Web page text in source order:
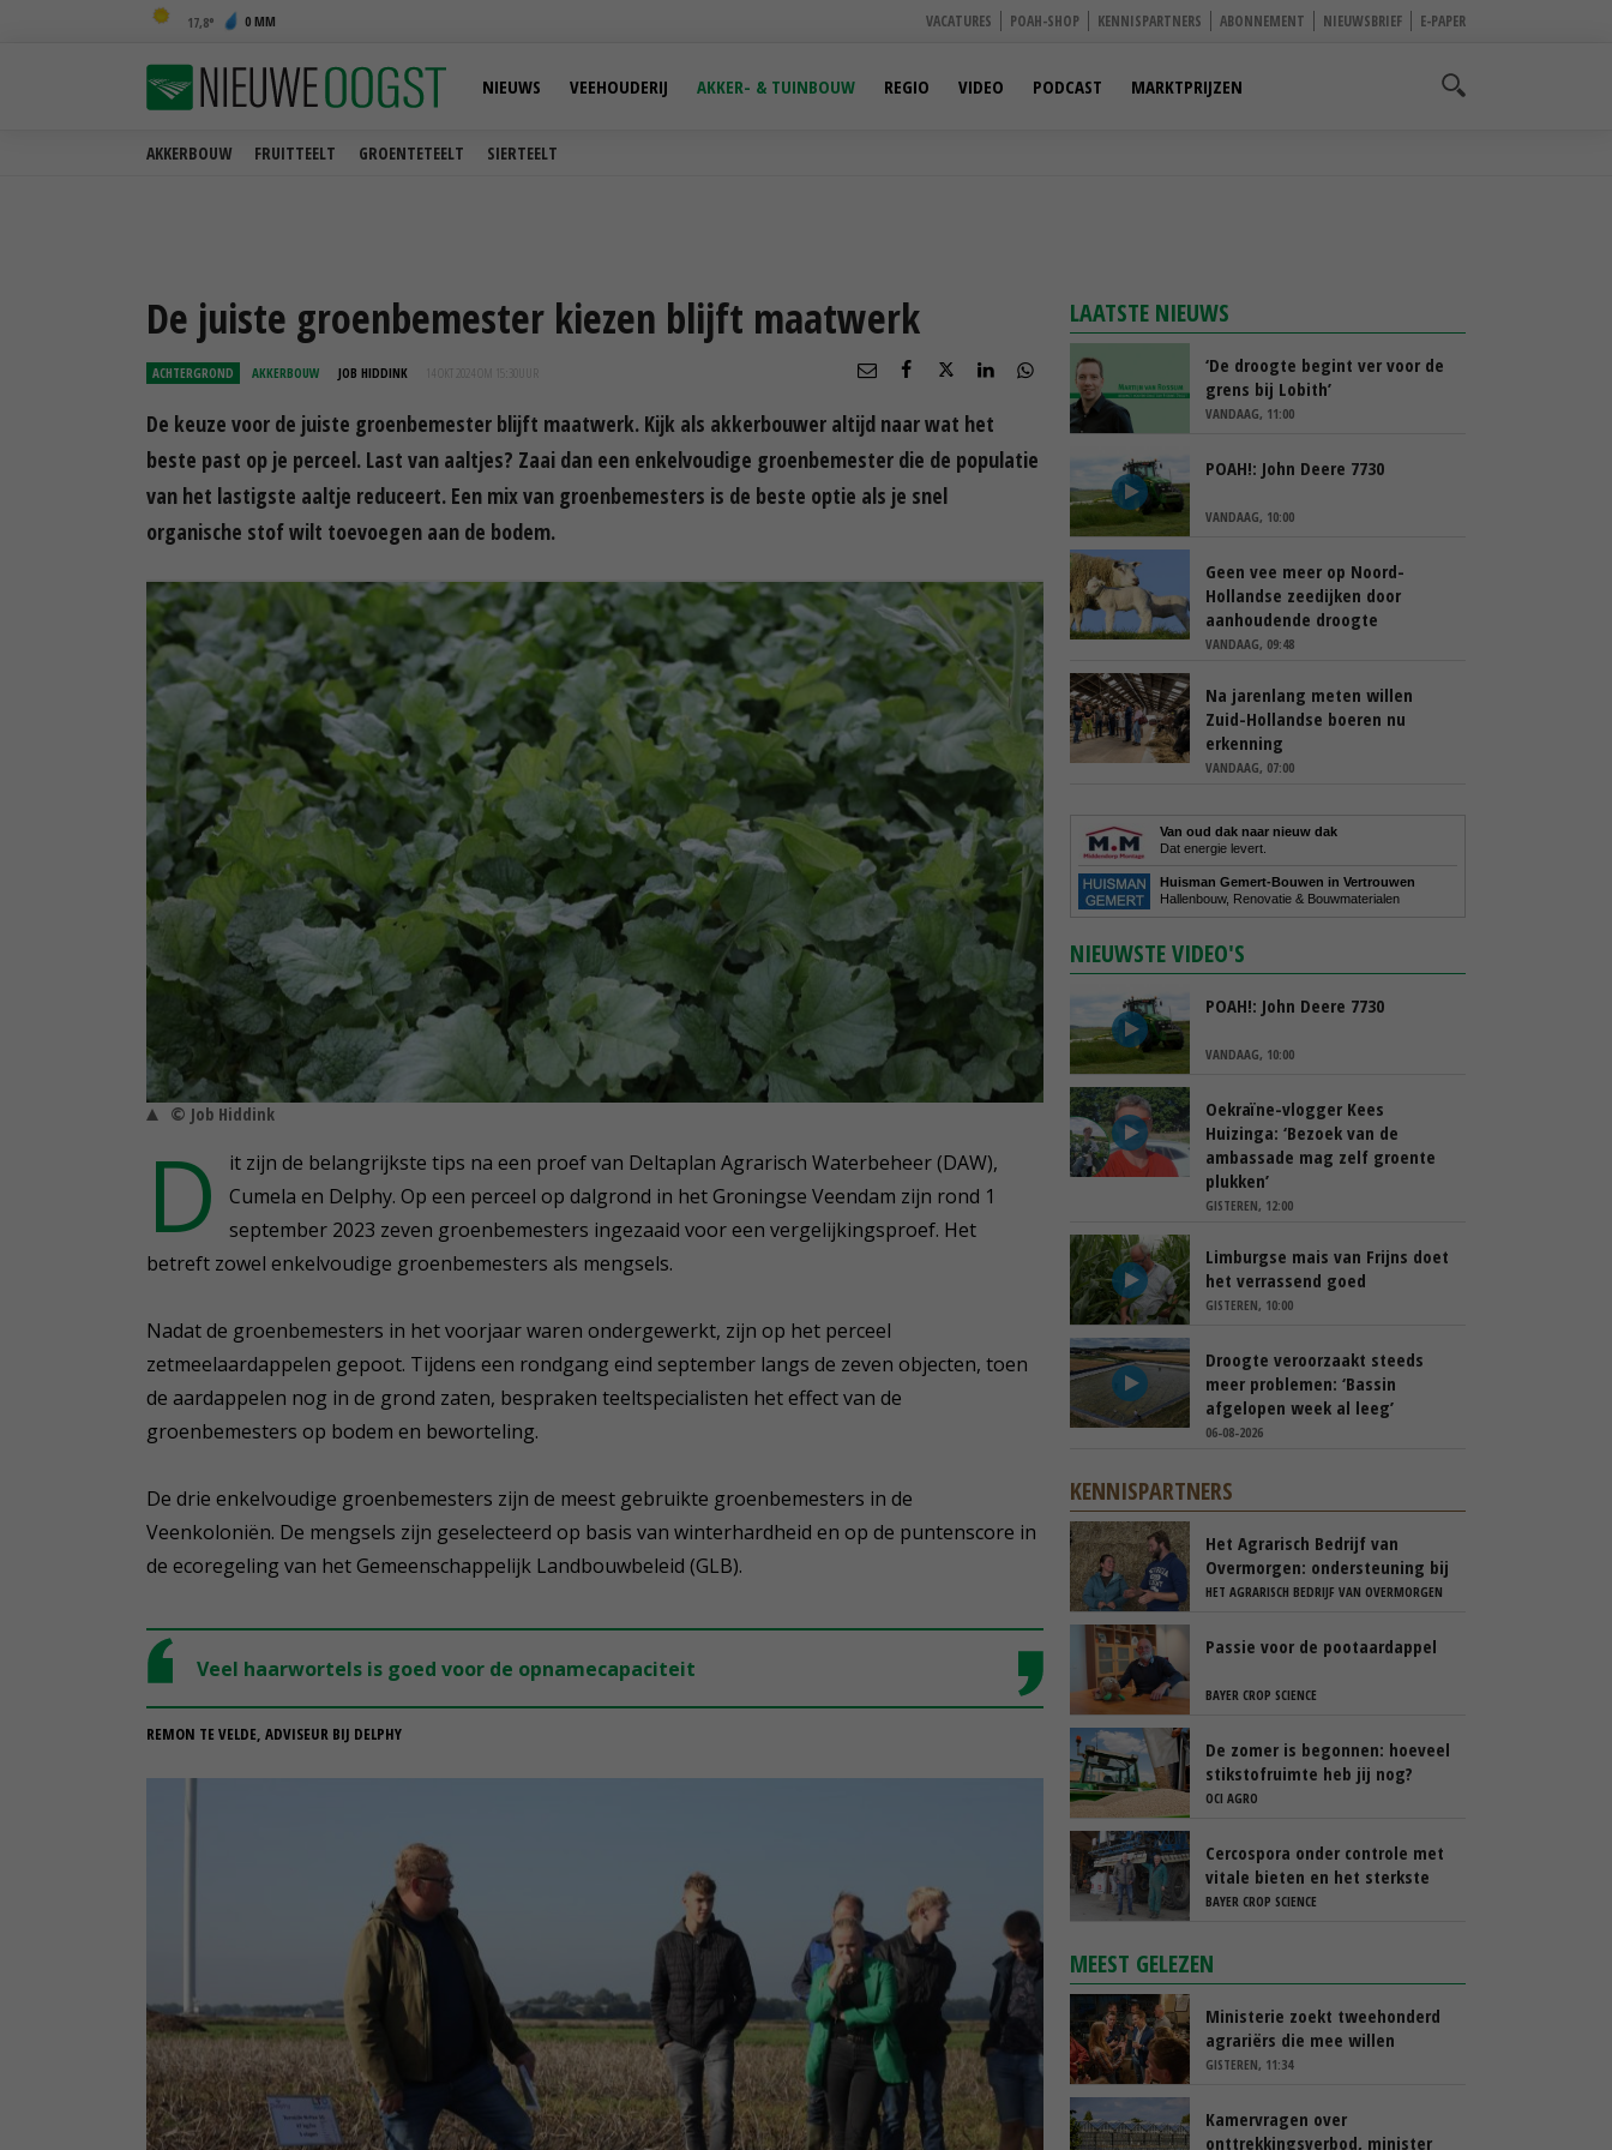
17,8 0 MM VACATURES POAH-SHOP KENNISPARTNERS ABONNEMENT NIEUWSBRIEF E-PAPER
AKKERBOUW FRUITTEELT GROENTETEELT SIERTEELT
NIEUWS VEEHOUDERIJ AKKER- & TUINBOUW REGIO VIDEO PODCAST MARKTPRIJZEN
De juiste groenbemester kiezen blijft maatwerk
ACHTERGROND AKKERBOUW JOB HIDDINK 14 OKT 2024 OM 15:30
De keuze voor de juiste groenbemester blijft maatwerk. Kijk als akkerbouwer altijd naar wat het
beste past op je perceel. Last van aaltjes? Zaai dan een enkelvoudige groenbemester die de populatie
van het lastigste aaltje reduceert. Een mix van groenbemesters is de beste optie als je snel
organische stof wilt toevoegen aan de bodem.
© Job Hiddink
D
it zijn de belangrijkste tips na een proef van Deltaplan Agrarisch Waterbeheer (DAW),
Cumela en Delphy. Op een perceel op dalgrond in het Groningse Veendam zijn rond 1
september 2023 zeven groenbemesters ingezaaid voor een vergelijkingsproef. Het
betreft zowel enkelvoudige groenbemesters als mengsels.
Nadat de groenbemesters in het voorjaar waren ondergewerkt, zijn op het perceel
zetmeelaardappelen gepoot. Tijdens een rondgang eind september langs de zeven objecten, toen
de aardappelen nog in de grond zaten, bespraken teeltspecialisten het effect van de
groenbemesters op bodem en beworteling.
De drie enkelvoudige groenbemesters zijn de meest gebruikte groenbemesters in de
Veenkoloniën. De mengsels zijn geselecteerd op basis van winterhardheid en op de puntenscore in
de ecoregeling van het Gemeenschappelijk Landbouwbeleid (GLB).
Veel haarwortels is goed voor de opnamecapaciteit
REMON TE VELDE, ADVISEUR BIJ DELPHY
LAATSTE NIEUWS
‘De droogte begint ver voor de
grens bij Lobith’
VANDAAG, 11:00
POAH!: John Deere 7730
VANDAAG, 10:00
Geen vee meer op Noord-
Hollandse zeedijken door
aanhoudende droogte
VANDAAG, 09:48
Na jarenlang meten willen
Zuid-Hollandse boeren nu
erkenning
VANDAAG, 07:00
Van oud dak naar nieuw dak
Dat energie levert.
Huisman Gemert-Bouwen in Vertrouwen
Hallenbouw, Renovatie & Bouwmaterialen
NIEUWSTE VIDEO'S
POAH!: John Deere 7730
VANDAAG, 10:00
Oekraïne-vlogger Kees
Huizinga: ‘Bezoek van de
ambassade mag zelf groente
plukken’
GISTEREN, 12:00
Limburgse mais van Frijns doet
het verrassend goed
GISTEREN, 10:00
Droogte veroorzaakt steeds
meer problemen: ‘Bassin
afgelopen week al leeg’
06-08-2026
KENNISPARTNERS
Het Agrarisch Bedrijf van
Overmorgen: ondersteuning bij
je bedrijfsovernameproces
HET AGRARISCH BEDRIJF VAN OVERMORGEN
Passie voor de pootaardappel
BAYER CROP SCIENCE
De zomer is begonnen: hoeveel
stikstofruimte heb jij nog?
OCI AGRO
Cercospora onder controle met
vitale bieten en het sterkste
spuitschema
BAYER CROP SCIENCE
MEEST GELEZEN
Ministerie zoekt tweehonderd
agrariërs die mee willen
denken
GISTEREN, 11:34
Kamervragen over
onttrekkingsverbod, minister